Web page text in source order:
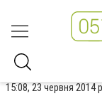
15:08, 23 червня 2014